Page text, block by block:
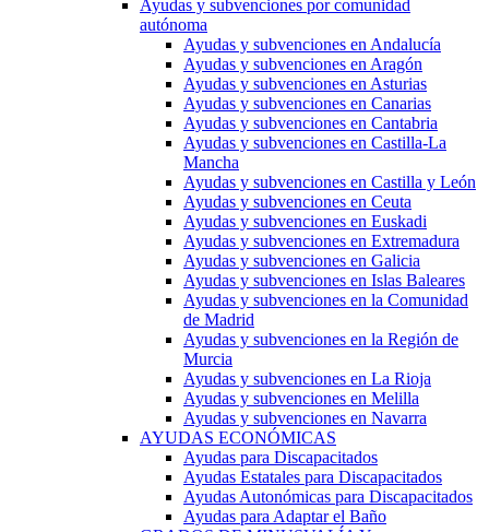
Ayudas y subvenciones por comunidad
autónoma
Ayudas y subvenciones en Andalucía
Ayudas y subvenciones en Aragón
Ayudas y subvenciones en Asturias
Ayudas y subvenciones en Canarias
Ayudas y subvenciones en Cantabria
Ayudas y subvenciones en Castilla-La
Mancha
Ayudas y subvenciones en Castilla y León
Ayudas y subvenciones en Ceuta
Ayudas y subvenciones en Euskadi
Ayudas y subvenciones en Extremadura
Ayudas y subvenciones en Galicia
Ayudas y subvenciones en Islas Baleares
Ayudas y subvenciones en la Comunidad
de Madrid
Ayudas y subvenciones en la Región de
Murcia
Ayudas y subvenciones en La Rioja
Ayudas y subvenciones en Melilla
Ayudas y subvenciones en Navarra
AYUDAS ECONÓMICAS
Ayudas para Discapacitados
Ayudas Estatales para Discapacitados
Ayudas Autonómicas para Discapacitados
Ayudas para Adaptar el Baño